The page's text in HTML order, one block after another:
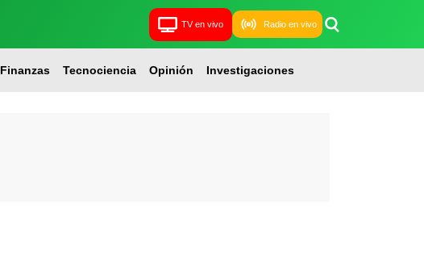
TV en vivo Radio en vivo
Finanzas Tecnociencia Opinión Investigaciones